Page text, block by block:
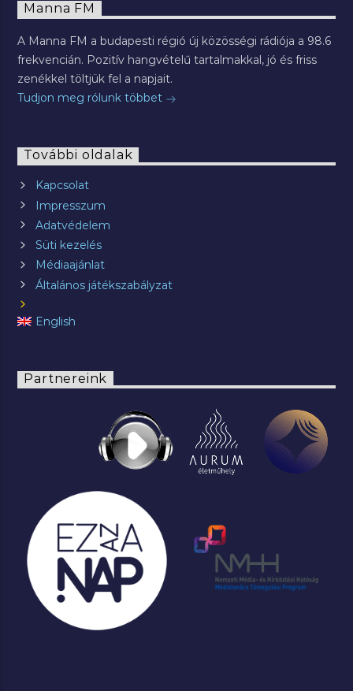
Manna FM
A Manna FM a budapesti régió új közösségi rádiója a 98.6
frekvencián. Pozitív hangvételű tartalmakkal, jó és friss
zenékkel töltjük fel a napjait.
Tudjon meg rólunk többet
További oldalak
Kapcsolat
Impresszum
Adatvédelem
Süti kezelés
Médiaajánlat
Általános játékszabályzat
English
Partnereink